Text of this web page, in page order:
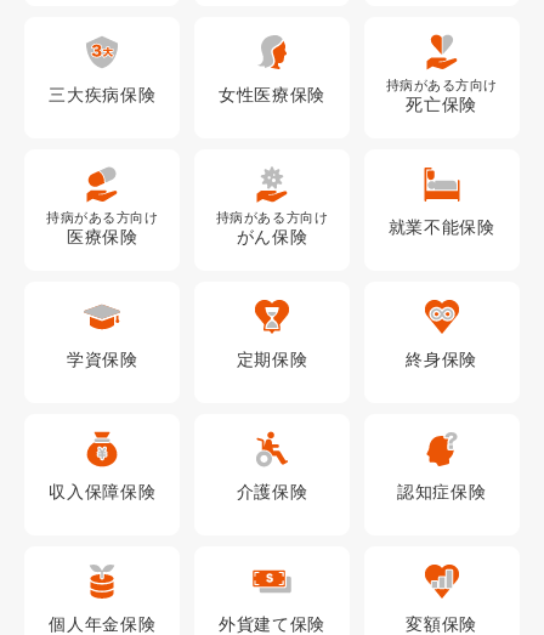
三大疾病保険 女性医療保険 持病がある方向け
死亡保険
持病がある方向け
医療保険
持病がある方向け
がん保険 就業不能保険
学資保険 定期保険 終身保険
収入保障保険 介護保険 認知症保険
個人年金保険 外貨建て保険 変額保険